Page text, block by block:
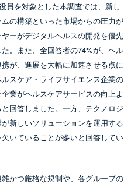
員を対象とした本調査では、新し
の構築といった市場からの圧力が
ーがデジタルヘルスの開発を優先
。また、全回答者の74%が、ヘル
が、進展を大幅に加速させる点に
スケア・ライフサイエンス企業の
業がヘルスケアサービスの向上よ
回答しました。一方、テクノロジ
新しいソリューションを運用する
いていることが多いと回答してい
かつ厳格な規制や、各グループの